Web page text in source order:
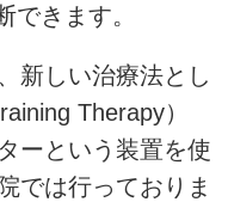
できます。
新しい治療法とし
Therapy）
ーという装置を使
では行っておりま